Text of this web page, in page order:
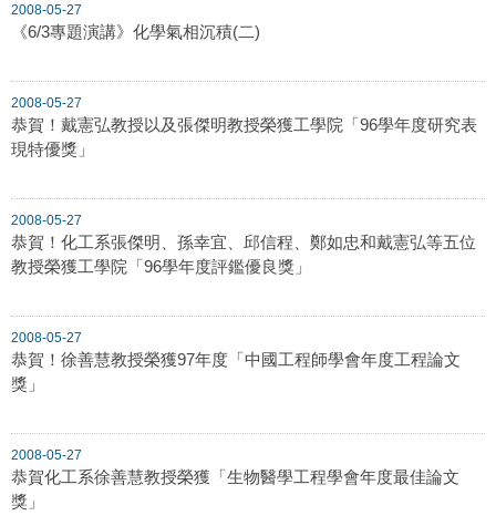
2008-05-27
《6/3專題演講》化學氣相沉積(二)
2008-05-27
恭賀！戴憲弘教授以及張傑明教授榮獲工學院「96學年度研究表
現特優獎」
2008-05-27
恭賀！化工系張傑明、孫幸宜、邱信程、鄭如忠和戴憲弘等五位
教授榮獲工學院「96學年度評鑑優良獎」
2008-05-27
恭賀！徐善慧教授榮獲97年度「中國工程師學會年度工程論文
獎」
2008-05-27
恭賀化工系徐善慧教授榮獲「生物醫學工程學會年度最佳論文
獎」